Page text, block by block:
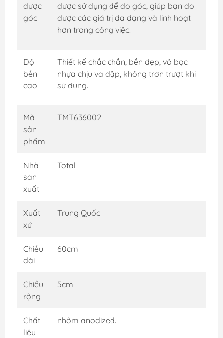
được
góc
được sử dụng để đo góc, giúp bạn đo
được các giá trị đa dạng và linh hoạt
hơn trong công việc.
Độ
bền
cao
Thiết kế chắc chắn, bền đẹp, vỏ bọc
nhựa chịu va đập, không trơn trượt khi
sử dụng.
Mã
sản
phẩm
TMT636002
Nhà
sản
xuất
Total
Xuất
xứ
Trung Quốc
Chiều
dài
60cm
Chiều
rộng
5cm
Chất
liệu
nhôm anodized.